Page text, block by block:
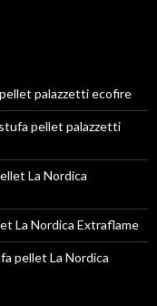
palazzetti ecofire
pellet palazzetti
La Nordica
La Nordica Extraflame
pellet La Nordica